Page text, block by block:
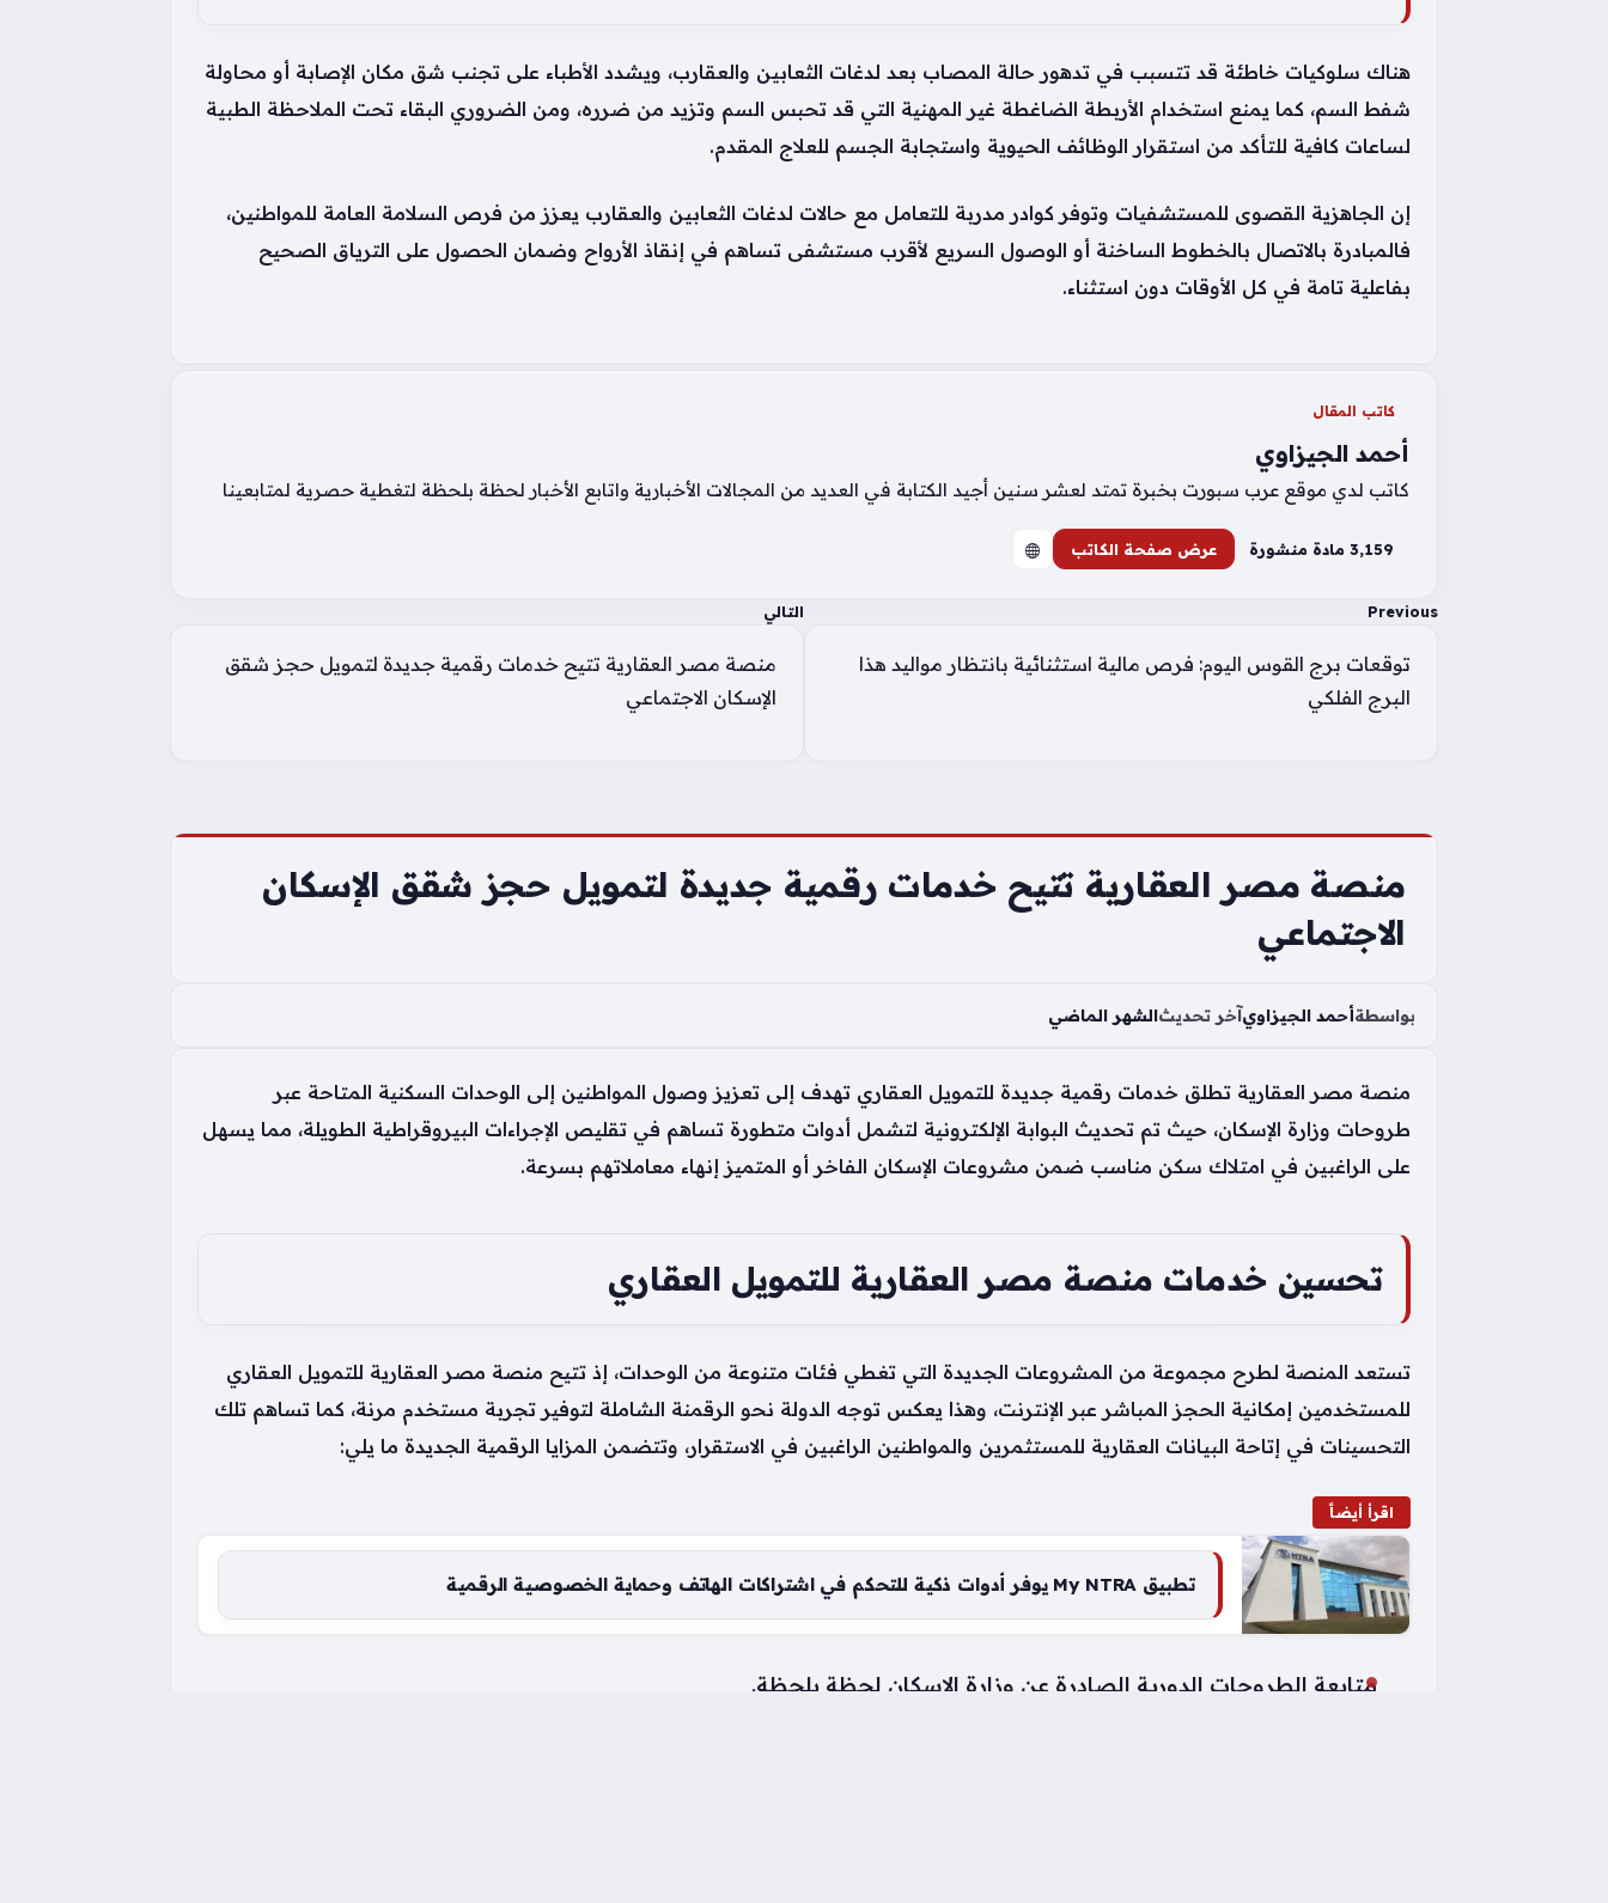
هناك سلوكيات خاطئة قد تتسبب في تدهور حالة المصاب بعد لدغات الثعابين والعقارب، ويشدد الأطباء على تجنب شق مكان الإصابة أو محاولة
شفط السم، كما يمنع استخدام الأربطة الضاغطة غير المهنية التي قد تحبس السم وتزيد من ضرره، ومن الضروري البقاء تحت الملاحظة الطبية
لساعات كافية للتأكد من استقرار الوظائف الحيوية واستجابة الجسم للعلاج المقدم.
إن الجاهزية القصوى للمستشفيات وتوفر كوادر مدربة للتعامل مع حالات لدغات الثعابين والعقارب يعزز من فرص السلامة العامة للمواطنين،
فالمبادرة بالاتصال بالخطوط الساخنة أو الوصول السريع لأقرب مستشفى تساهم في إنقاذ الأرواح وضمان الحصول على الترياق الصحيح
بفاعلية تامة في كل الأوقات دون استثناء.
كاتب المقال
أحمد الجيزاوي
كاتب لدي موقع عرب سبورت بخبرة تمتد لعشر سنين أجيد الكتابة في العديد من المجالات الأخبارية واتابع الأخبار لحظة بلحظة لتغطية حصرية لمتابعينا
3٬159 مادة منشورة عرض صفحة الكاتب
Previous
توقعات برج القوس اليوم: فرص مالية استثنائية بانتظار مواليد هذا
البرج الفلكي
التالي
منصة مصر العقارية تتيح خدمات رقمية جديدة لتمويل حجز شقق
الإسكان الاجتماعي
منصة مصر العقارية تتيح خدمات رقمية جديدة لتمويل حجز شقق الإسكان
الاجتماعي
بواسطةأحمد الجيزاويآخر تحديثالشهر الماضي
منصة مصر العقارية تطلق خدمات رقمية جديدة للتمويل العقاري تهدف إلى تعزيز وصول المواطنين إلى الوحدات السكنية المتاحة عبر
طروحات وزارة الإسكان، حيث تم تحديث البوابة الإلكترونية لتشمل أدوات متطورة تساهم في تقليص الإجراءات البيروقراطية الطويلة، مما يسهل
على الراغبين في امتلاك سكن مناسب ضمن مشروعات الإسكان الفاخر أو المتميز إنهاء معاملاتهم بسرعة.
تحسين خدمات منصة مصر العقارية للتمويل العقاري
تستعد المنصة لطرح مجموعة من المشروعات الجديدة التي تغطي فئات متنوعة من الوحدات، إذ تتيح منصة مصر العقارية للتمويل العقاري
للمستخدمين إمكانية الحجز المباشر عبر الإنترنت، وهذا يعكس توجه الدولة نحو الرقمنة الشاملة لتوفير تجربة مستخدم مرنة، كما تساهم تلك
التحسينات في إتاحة البيانات العقارية للمستثمرين والمواطنين الراغبين في الاستقرار، وتتضمن المزايا الرقمية الجديدة ما يلي:
اقرأ أيضاً
تطبيق My NTRA يوفر أدوات ذكية للتحكم في اشتراكات الهاتف وحماية الخصوصية الرقمية
متابعة الطروحات الدورية الصادرة عن وزارة الإسكان لحظة بلحظة.